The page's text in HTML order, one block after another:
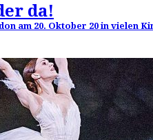
da!
am 20. Oktober 20 in